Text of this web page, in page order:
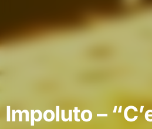
Impoluto –